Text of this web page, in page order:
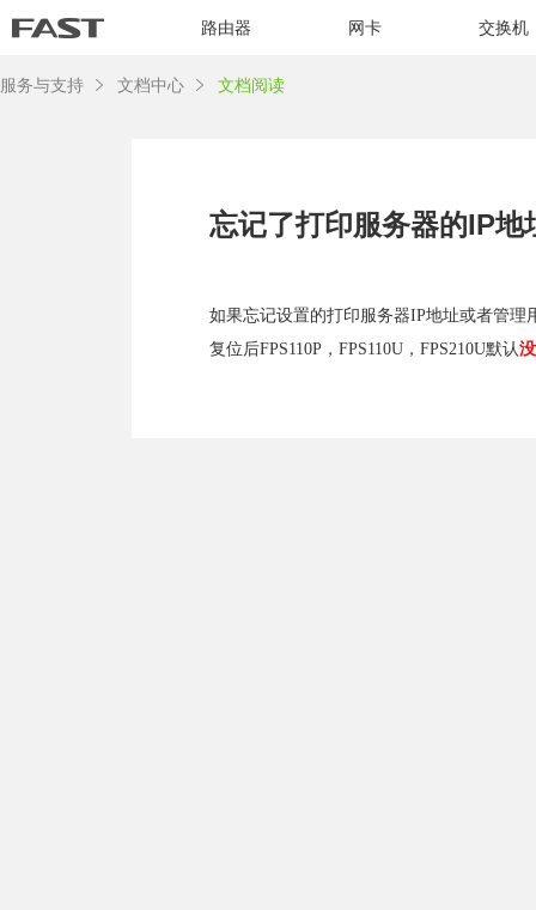
路由器 网卡 交换机
服务与支持 文档中心 文档阅读
忘记了打印服务器的IP
如果忘记设置的打印服务器IP地址或者管
复位后FPS110P，FPS110U，FPS210U默认